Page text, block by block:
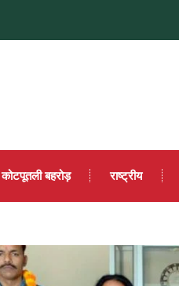
कोटपूतली बहरोड़ राष्ट्रीय